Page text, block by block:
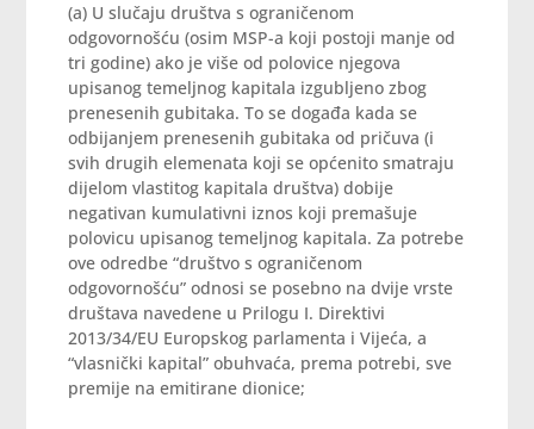
(a) U slučaju društva s ograničenom
odgovornošću (osim MSP-a koji postoji manje od
tri godine) ako je više od polovice njegova
upisanog temeljnog kapitala izgubljeno zbog
prenesenih gubitaka. To se događa kada se
odbijanjem prenesenih gubitaka od pričuva (i
svih drugih elemenata koji se općenito smatraju
dijelom vlastitog kapitala društva) dobije
negativan kumulativni iznos koji premašuje
polovicu upisanog temeljnog kapitala. Za potrebe
ove odredbe “društvo s ograničenom
odgovornošću” odnosi se posebno na dvije vrste
društava navedene u Prilogu I. Direktivi
2013/34/EU Europskog parlamenta i Vijeća, a
“vlasnički kapital” obuhvaća, prema potrebi, sve
premije na emitirane dionice;